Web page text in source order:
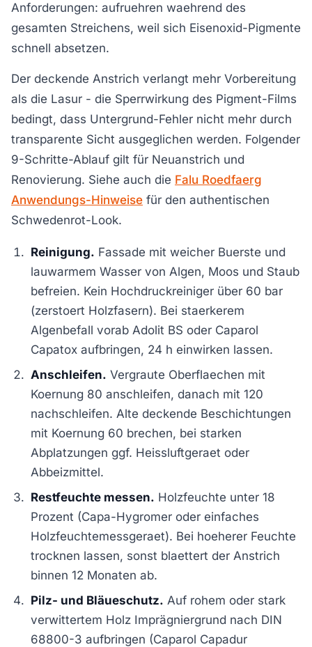
Anforderungen: aufruehren waehrend des
gesamten Streichens, weil sich Eisenoxid-Pigmente
schnell absetzen.
Der deckende Anstrich verlangt mehr Vorbereitung
als die Lasur - die Sperrwirkung des Pigment-Films
bedingt, dass Untergrund-Fehler nicht mehr durch
transparente Sicht ausgeglichen werden. Folgender
9-Schritte-Ablauf gilt für Neuanstrich und
Renovierung. Siehe auch die Falu Roedfaerg
Anwendungs-Hinweise für den authentischen
Schwedenrot-Look.
Reinigung. Fassade mit weicher Buerste und
lauwarmem Wasser von Algen, Moos und Staub
befreien. Kein Hochdruckreiniger über 60 bar
(zerstoert Holzfasern). Bei staerkerem
Algenbefall vorab Adolit BS oder Caparol
Capatox aufbringen, 24 h einwirken lassen.
Anschleifen. Vergraute Oberflaechen mit
Koernung 80 anschleifen, danach mit 120
nachschleifen. Alte deckende Beschichtungen
mit Koernung 60 brechen, bei starken
Abplatzungen ggf. Heissluftgeraet oder
Abbeizmittel.
Restfeuchte messen. Holzfeuchte unter 18
Prozent (Capa-Hygromer oder einfaches
Holzfeuchtemessgeraet). Bei hoeherer Feuchte
trocknen lassen, sonst blaettert der Anstrich
binnen 12 Monaten ab.
Pilz- und Bläueschutz. Auf rohem oder stark
verwittertem Holz Imprägniergrund nach DIN
68800-3 aufbringen (Caparol Capadur